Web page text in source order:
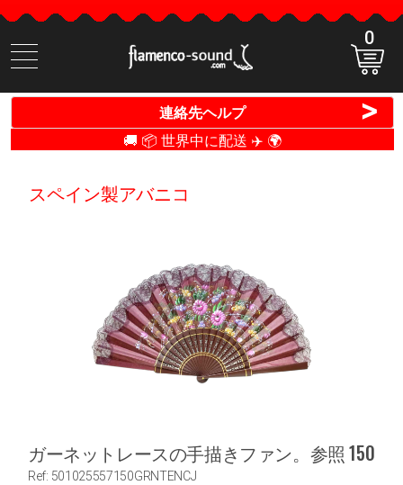
商
品
検
0
連絡先ヘルプ >
🚚 📦 世界中に配送 ✈️ 🌍
スペイン製アバニコ
ガーネットレースの手描きファン。参照 150
Ref: 501025557150GRNTENCJ